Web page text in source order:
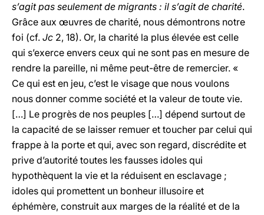
s’agit pas seulement de migrants : il s’agit de charité.
Grâce aux œuvres de charité, nous démontrons notre
foi (cf. Jc 2, 18). Or, la charité la plus élevée est celle
qui s’exerce envers ceux qui ne sont pas en mesure de
rendre la pareille, ni même peut-être de remercier. «
Ce qui est en jeu, c’est le visage que nous voulons
nous donner comme société et la valeur de toute vie.
[…] Le progrès de nos peuples […] dépend surtout de
la capacité de se laisser remuer et toucher par celui qui
frappe à la porte et qui, avec son regard, discrédite et
prive d’autorité toutes les fausses idoles qui
hypothèquent la vie et la réduisent en esclavage ;
idoles qui promettent un bonheur illusoire et
éphémère, construit aux marges de la réalité et de la